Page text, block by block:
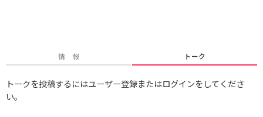
情 報 トーク
トークを投稿するにはユーザー登録またはログインをしてくださ
い。